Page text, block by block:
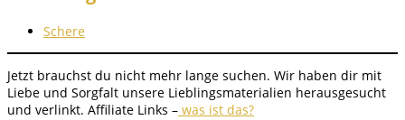
Schere
Jetzt brauchst du nicht mehr lange suchen. Wir haben dir mit
Liebe und Sorgfalt unsere Lieblingsmaterialien herausgesucht
und verlinkt. Affiliate Links – was ist das?